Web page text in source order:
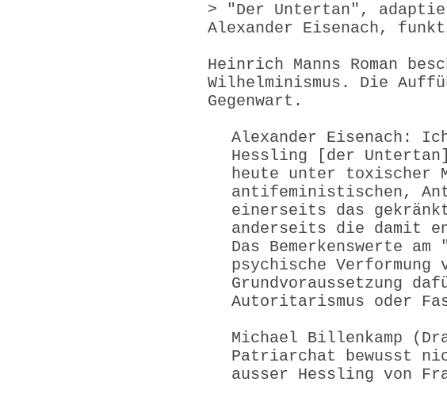
> "Der Untertan",
Alexander Eisenach,
Heinrich Manns Roman
Wilhelminismus. Die
Gegenwart.
Alexander Eisenach:
Hessling [der
heute unter toxischer
antifeministischen,
einerseits das
anderseits die damit
Das Bemerkenswerte
psychische Verformung
Grundvoraussetzung
Autoritarismus oder
Michael Billenkamp
Patriarchat bewusst
ausser Hessling von